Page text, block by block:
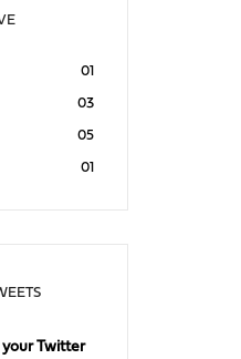
01
03
05
01
Twitter